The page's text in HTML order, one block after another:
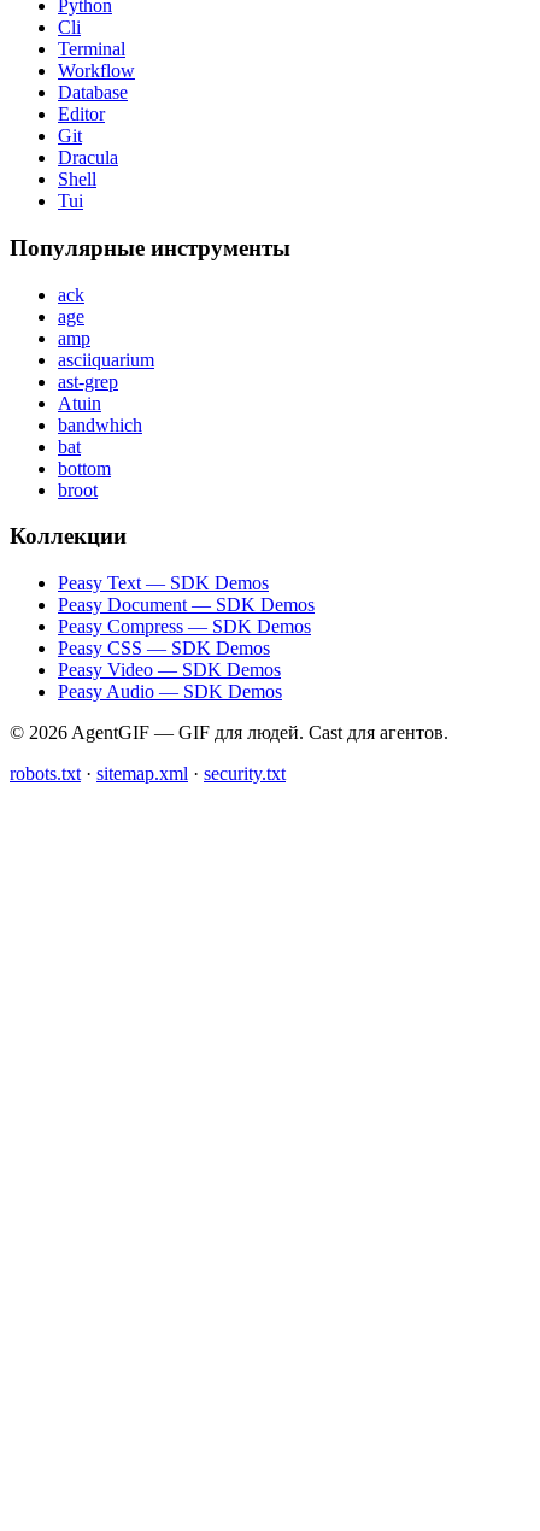
Python
Cli
Terminal
Workflow
Database
Editor
Git
Dracula
Shell
Tui
Популярные инструменты
ack
age
amp
asciiquarium
ast-grep
Atuin
bandwhich
bat
bottom
broot
Коллекции
Peasy Text — SDK Demos
Peasy Document — SDK Demos
Peasy Compress — SDK Demos
Peasy CSS — SDK Demos
Peasy Video — SDK Demos
Peasy Audio — SDK Demos
© 2026 AgentGIF — GIF для людей. Cast для агентов.
robots.txt · sitemap.xml · security.txt